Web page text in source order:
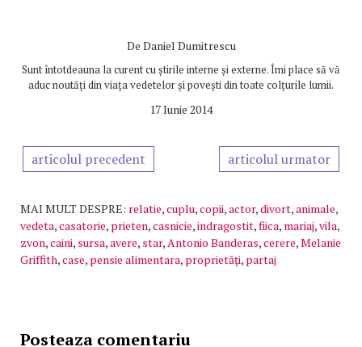
De Daniel Dumitrescu
Sunt întotdeauna la curent cu știrile interne și externe. Îmi place să vă
aduc noutăți din viața vedetelor și povești din toate colțurile lumii.
17 Iunie 2014
articolul precedent articolul urmator
MAI MULT DESPRE: relatie,cuplu,copii,actor,divort,animale,
vedeta,casatorie, prieten,casnicie,indragostit,fiica, mariaj,vila,
zvon,caini, sursa,avere, star,Antonio Banderas,cerere,Melanie
Griffith,case, pensie alimentara, proprietăţi, partaj
Posteaza comentariu